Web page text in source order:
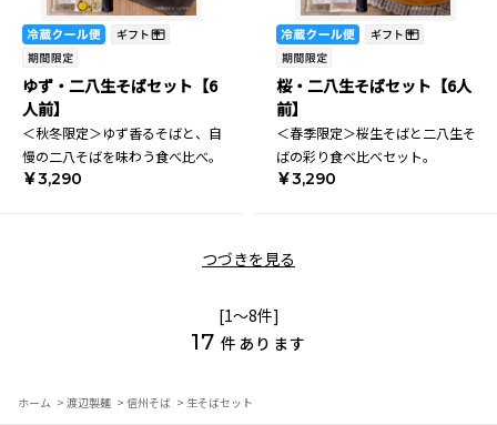
ゆず・二八生そばセット【6
人前】
＜秋冬限定＞ゆず香るそばと、自
慢の二八そばを味わう食べ比べ。
￥3,290
桜・二八生そばセット【6人
前】
＜春季限定＞桜生そばと二八生そ
ばの彩り食べ比べセット。
￥3,290
つづきを見る
[1～8件]
17 件あります
ホーム > 渡辺製麺 > 信州そば > 生そばセット